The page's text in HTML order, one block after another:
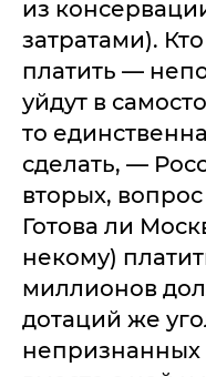
из
затратами).
платить —
уйдут в
то
сделать, —
вторых,
Готова ли
некому)
миллионов
дотаций же
непризнанных